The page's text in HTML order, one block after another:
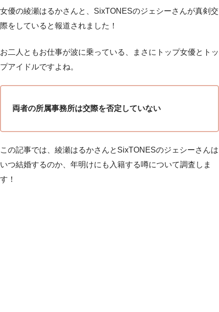
女優の綾瀬はるかさんと、SixTONESのジェシーさんが真剣交
際をしていると報道されました！
お二人ともお仕事が波に乗っている、まさにトップ女優とトッ
プアイドルですよね。
両者の所属事務所は交際を否定していない
この記事では、綾瀬はるかさんとSixTONESのジェシーさんは
いつ結婚するのか、年明けにも入籍する噂について調査しま
す！